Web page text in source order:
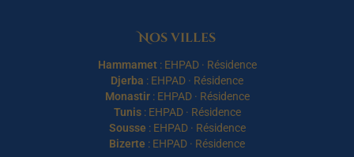
Nos villes
Hammamet: EHPAD· Résidence
Djerba : EHPAD · Résidence
Monastir: EHPAD· Résidence
Tunis: EHPAD· Résidence
Sousse : EHPAD· Résidence
Bizerte : EHPAD · Résidence